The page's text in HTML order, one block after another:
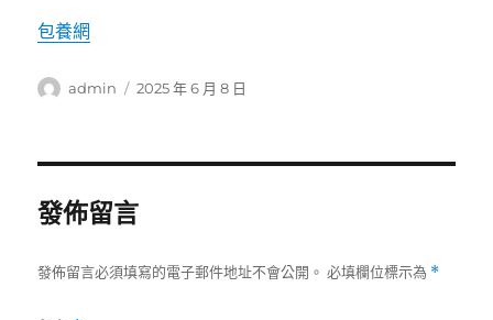
包養網
作
admin
發
2025 年 6 月 8 日
發佈留言
發佈留言必須填寫的電子郵件地址不會公開。 必填欄位標示為 *